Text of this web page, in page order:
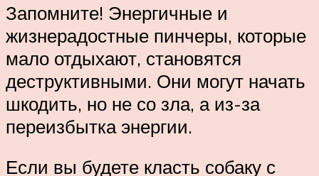
Запомните! Энергичные и
жизнерадостные пинчеры, которые
мало отдыхают, становятся
деструктивными. Они могут начать
шкодить, но не со зла, а из-за
переизбытка энергии.
Если вы будете класть собаку с